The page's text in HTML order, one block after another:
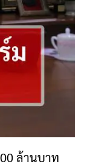
ล้านบาท